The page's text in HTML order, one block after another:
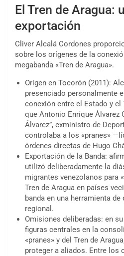
El Tren de Aragua:
exportación
Cliver Alcalá Cordones
sobre los orígenes de la
megabanda «Tren de Aragua».
Origen en Tocorón (2011):
presenciado personalmente
conexión entre el Estado y el
que Antonio Enrique Álvarez
Álvarez”, exministro de
controlaba a los «pranes»
órdenes directas de Hugo
Exportación de la Banda:
utilizó deliberadamente la
migrantes venezolanos para
Tren de Aragua en países
banda en una herramienta
regional.
Omisiones deliberadas: en
figuras centrales en la
«pranes» y del Tren de
proteger a aliados. Entre los